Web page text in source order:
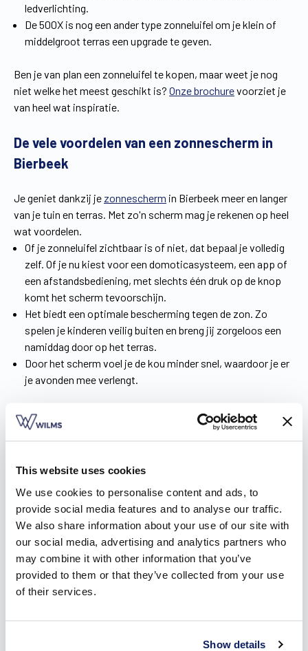
This website uses cookies
We use cookies to personalise content and ads, to
provide social media features and to analyse our traffic.
We also share information about your use of our site with
our social media, advertising and analytics partners who
may combine it with other information that you’ve
provided to them or that they’ve collected from your use
of their services.
Show details
ledverlichting.
De 500X is nog een ander type zonneluifel om je klein of
middelgroot terras een upgrade te geven.
Ben je van plan een zonneluifel te kopen, maar weet je nog
niet welke het meest geschikt is? Onze brochurevoorziet je
van heel wat inspiratie.
De vele voordelen van een zonnescherm in
Bierbeek
Je geniet dankzij je zonnescherm in Bierbeek meer en langer
van je tuin en terras. Met zo'n scherm mag je rekenen op heel
wat voordelen.
Of je zonneluifel zichtbaar is of niet, dat bepaal je volledig
zelf. Of je nu kiest voor een domoticasysteem, een app of
een afstandsbediening, met slechts één druk op de knop
komt het scherm tevoorschijn.
Het biedt een optimale bescherming tegen de zon. Zo
spelen je kinderen veilig buiten en breng jij zorgeloos een
namiddag door op het terras.
Door het scherm voel je de kou minder snel, waardoor je er
je avonden mee verlengt.
Droom weg bij de beschikbare zonneluifels voor jouw terras
in Bierbeek. Download nu de brochure!